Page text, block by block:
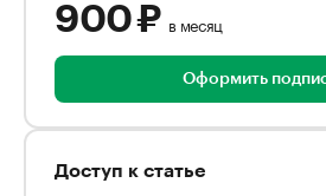
900 ₽ в месяц
Оформить
Доступ к статье